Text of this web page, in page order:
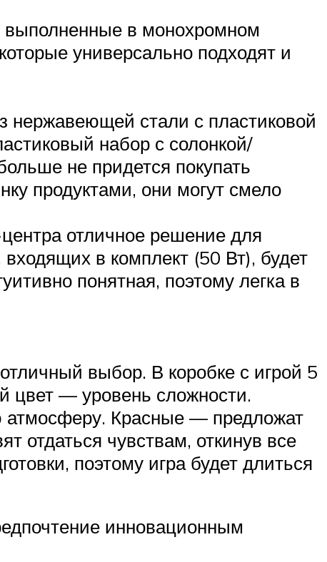
в монохромном
универсально подходят и
нержавеющей стали с пластиковой
набор с солонкой/
не придется покупать
продуктами, они могут смело
отличное решение для
в комплект (50 Вт), будет
понятная, поэтому легка в
выбор. В коробке с игрой 5
цвет — уровень сложности.
атмосферу. Красные — предложат
отдаться чувствам, откинув все
поэтому игра будет длиться
инновационным